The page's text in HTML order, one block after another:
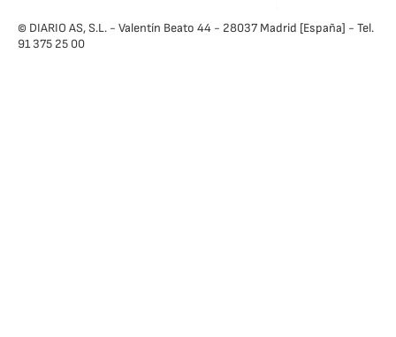
© DIARIO AS, S.L. - Valentín Beato 44 - 28037 Madrid [España] - Tel.
91 375 25 00